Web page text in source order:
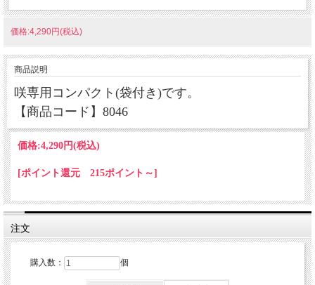
価格:4,290円(税込)
商品説明
咲専用コンパクト(袋付き)です。
【商品コード】8046
価格:4,290円(税込)
[ポイント還元 215ポイント～]
注文
購入数： 個